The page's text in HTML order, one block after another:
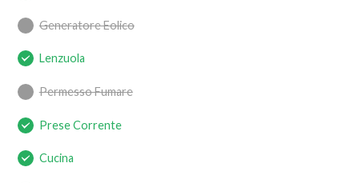
Generatore Eolico
Lenzuola
Permesso Fumare
Prese Corrente
Cucina